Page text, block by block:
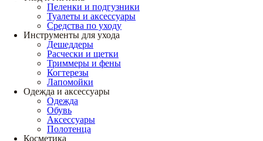
Пеленки и подгузники
Туалеты и аксессуары
Средства по уходу
Инструменты для ухода
Дешеддеры
Расчески и щетки
Триммеры и фены
Когтерезы
Лапомойки
Одежда и аксессуары
Одежда
Обувь
Аксессуары
Полотенца
Косметика